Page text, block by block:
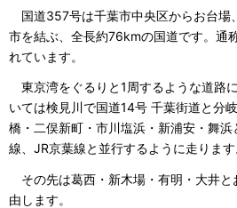
国道357号は千葉市中央区からお台場
市を結ぶ、全長約76kmの国道です。通
れています。
東京湾をぐるりと1周するような道路
いては検見川で国道14号 千葉街道と分
橋・二俣新町・市川塩浜・新浦安・舞
線、JR京葉線と並行するように走ります
その先は葛西・新木場・有明・大井と
由します。